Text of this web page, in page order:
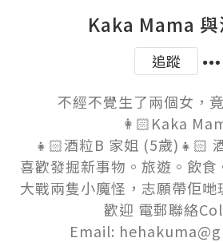
Kaka Mama
追蹤
不經不覺生了兩個女，
👩🏻Kaka
👧🏻酒粒B 家姐 (5歲)👧🏻
喜歡發掘新事物。旅遊。飲
大戰兩隻小魔怪，志願帶佢
歡迎 電郵聯絡
Email: